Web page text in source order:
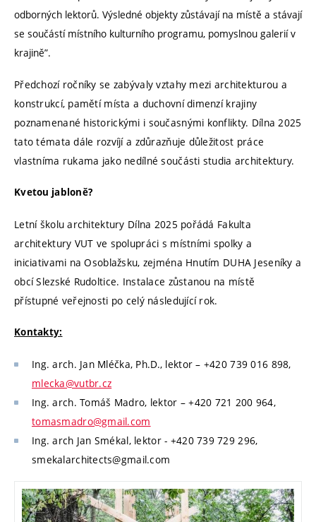
odborných lektorů. Výsledné objekty zůstávají na místě a stávají
se součástí místního kulturního programu, pomyslnou galerií v
krajině”.
Předchozí ročníky se zabývaly vztahy mezi architekturou a
konstrukcí, pamětí místa a duchovní dimenzí krajiny
poznamenané historickými i současnými konflikty. Dílna 2025
tato témata dále rozvíjí a zdůrazňuje důležitost práce
vlastníma rukama jako nedílné součásti studia architektury.
Kvetou jabloně?
Letní školu architektury Dílna 2025 pořádá Fakulta
architektury VUT ve spolupráci s místními spolky a
iniciativami na Osoblažsku, zejména Hnutím DUHA Jeseníky a
obcí Slezské Rudoltice. Instalace zůstanou na místě
přístupné veřejnosti po celý následující rok.
Kontakty:
Ing. arch. Jan Mléčka, Ph.D., lektor – +420 739 016 898,
mlecka@vutbr.cz
Ing. arch. Tomáš Madro, lektor – +420 721 200 964,
tomasmadro@gmail.com
Ing. arch Jan Smékal, lektor - +420 739 729 296,
smekalarchitects@gmail.com